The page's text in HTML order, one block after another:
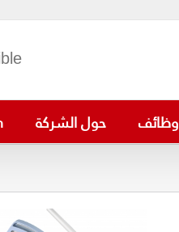
BeneVision N1
وظائف حول الشركة